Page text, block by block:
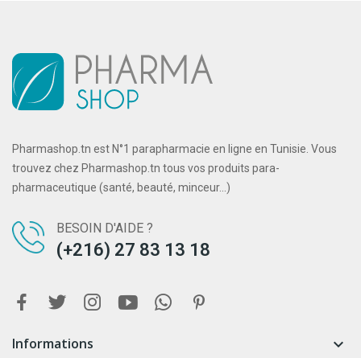
Pharmashop.tn est N°1 parapharmacie en ligne en Tunisie. Vous
trouvez chez Pharmashop.tn tous vos produits para-
pharmaceutique (santé, beauté, minceur...)
BESOIN D'AIDE ?
(+216) 27 83 13 18
Informations 